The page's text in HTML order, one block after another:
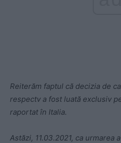
Reiterăm faptul că decizia de
respectv a fost luată exclusiv
raportat în Italia.
Astăzi, 11.03.2021, ca urmarea